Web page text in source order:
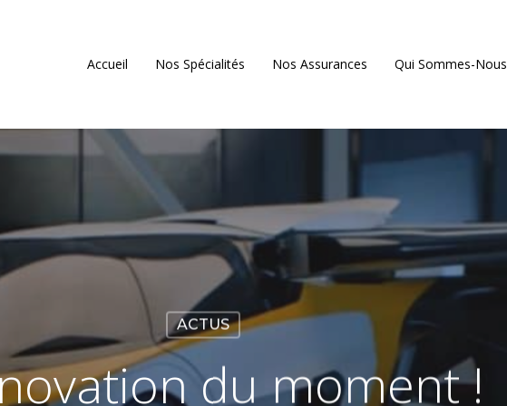
Accueil Nos Spécialités Nos Assurances Qui Sommes-Nous
ACTUS
du moment !